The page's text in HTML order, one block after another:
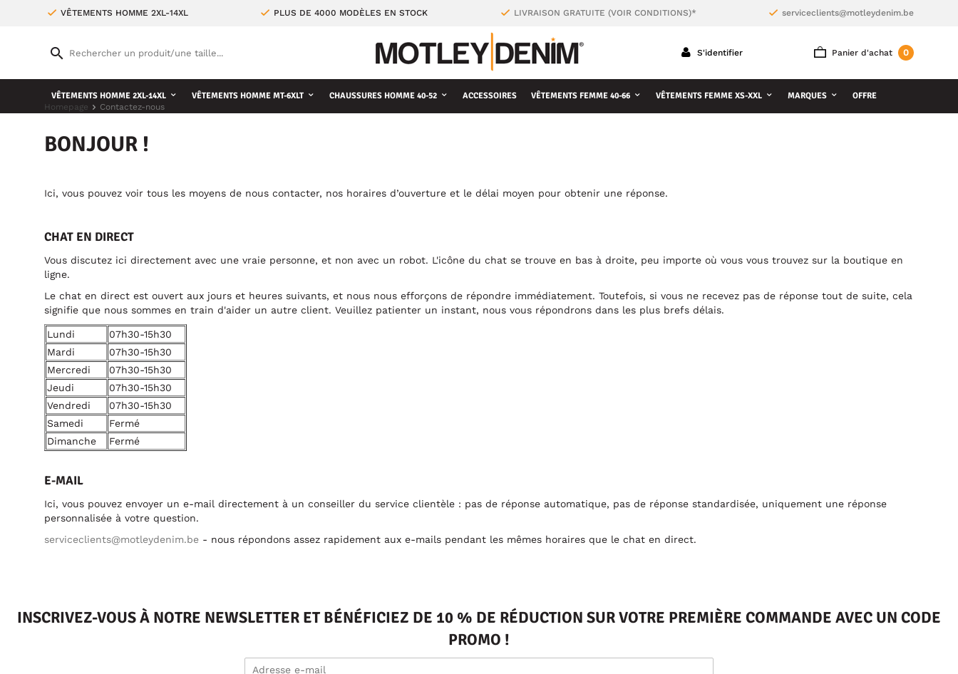
VÊTEMENTS HOMME 2XL-14XL PLUS DE 4000 MODÈLES EN STOCK LIVRAISON GRATUITE (VOIR CONDITIONS)* serviceclients@motleydenim.be
Panier d'achat 0
S'identifier
VÊTEMENTS HOMME 2XL-14XL VÊTEMENTS HOMME MT-6XLT CHAUSSURES HOMME 40-52 ACCESSOIRES VÊTEMENTS FEMME 40-66 VÊTEMENTS FEMME XS-XXL MARQUES OFFRE
Homepage Contactez-nous
BONJOUR !
Ici, vous pouvez voir tous les moyens de nous contacter, nos horaires d’ouverture et le délai moyen pour obtenir une réponse.
CHAT EN DIRECT
Vous discutez ici directement avec une vraie personne, et non avec un robot. L'icône du chat se trouve en bas à droite, peu importe où vous vous trouvez sur la boutique en
ligne.
Le chat en direct est ouvert aux jours et heures suivants, et nous nous efforçons de répondre immédiatement. Toutefois, si vous ne recevez pas de réponse tout de suite, cela
signifie que nous sommes en train d'aider un autre client. Veuillez patienter un instant, nous vous répondrons dans les plus brefs délais.
Lundi
07h30-15h30
Mardi
07h30-15h30
Mercredi
07h30-15h30
Jeudi
07h30-15h30
Vendredi
07h30-15h30
Samedi
Fermé
Dimanche
Fermé
E-MAIL
Ici, vous pouvez envoyer un e-mail directement à un conseiller du service clientèle : pas de réponse automatique, pas de réponse standardisée, uniquement une réponse
personnalisée à votre question.
serviceclients@motleydenim.be - nous répondons assez rapidement aux e-mails pendant les mêmes horaires que le chat en direct.
INSCRIVEZ-VOUS À NOTRE NEWSLETTER ET BÉNÉFICIEZ DE 10 % DE RÉDUCTION SUR VOTRE PREMIÈRE COMMANDE AVEC UN CODE
PROMO !